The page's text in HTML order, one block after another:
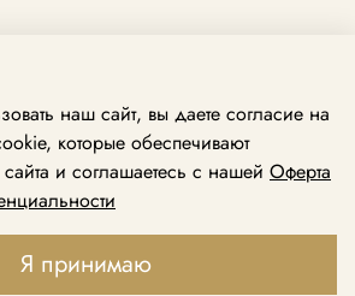
с 10:00 до 21:00
74 79
наш сайт, вы даете согласие на
которые обеспечивают
и соглашаетесь с нашей Оферта
Я принимаю